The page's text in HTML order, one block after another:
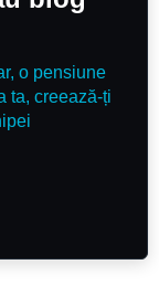
o pensiune
ta, creează-ți